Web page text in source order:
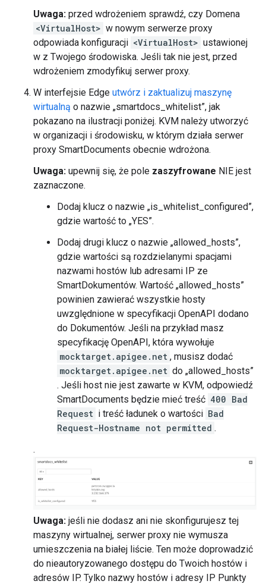
Uwaga: przed wdrożeniem sprawdź, czy Domena
<VirtualHost> w nowym serwerze proxy
odpowiada konfiguracji <VirtualHost> ustawionej
w z Twojego środowiska. Jeśli tak nie jest, przed
wdrożeniem zmodyfikuj serwer proxy.
W interfejsie Edge utwórz i zaktualizuj maszynę
wirtualną o nazwie „smartdocs_whitelist”, jak
pokazano na ilustracji poniżej. KVM należy utworzyć
w organizacji i środowisku, w którym działa serwer
proxy SmartDocuments obecnie wdrożona.
Uwaga: upewnij się, że pole zaszyfrowane NIE jest
zaznaczone.
Dodaj klucz o nazwie „is_whitelist_configured”,
gdzie wartość to „YES”.
Dodaj drugi klucz o nazwie „allowed_hosts”,
gdzie wartości są rozdzielanymi spacjami
nazwami hostów lub adresami IP ze
SmartDokumentów. Wartość „allowed_hosts”
powinien zawierać wszystkie hosty
uwzględnione w specyfikacji OpenAPI dodano
do Dokumentów. Jeśli na przykład masz
specyfikację OpenAPI, która wywołuje
mocktarget.apigee.net , musisz dodać
mocktarget.apigee.net do „allowed_hosts”
. Jeśli host nie jest zawarte w KVM, odpowiedź
SmartDocuments będzie mieć treść 400 Bad
Request i treść ładunek o wartości Bad
Request-Hostname not permitted .
.
Uwaga: jeśli nie dodasz ani nie skonfigurujesz tej
maszyny wirtualnej, serwer proxy nie wymusza
umieszczenia na białej liście. Ten może doprowadzić
do nieautoryzowanego dostępu do Twoich hostów i
adresów IP. Tylko nazwy hostów i adresy IP Punkty